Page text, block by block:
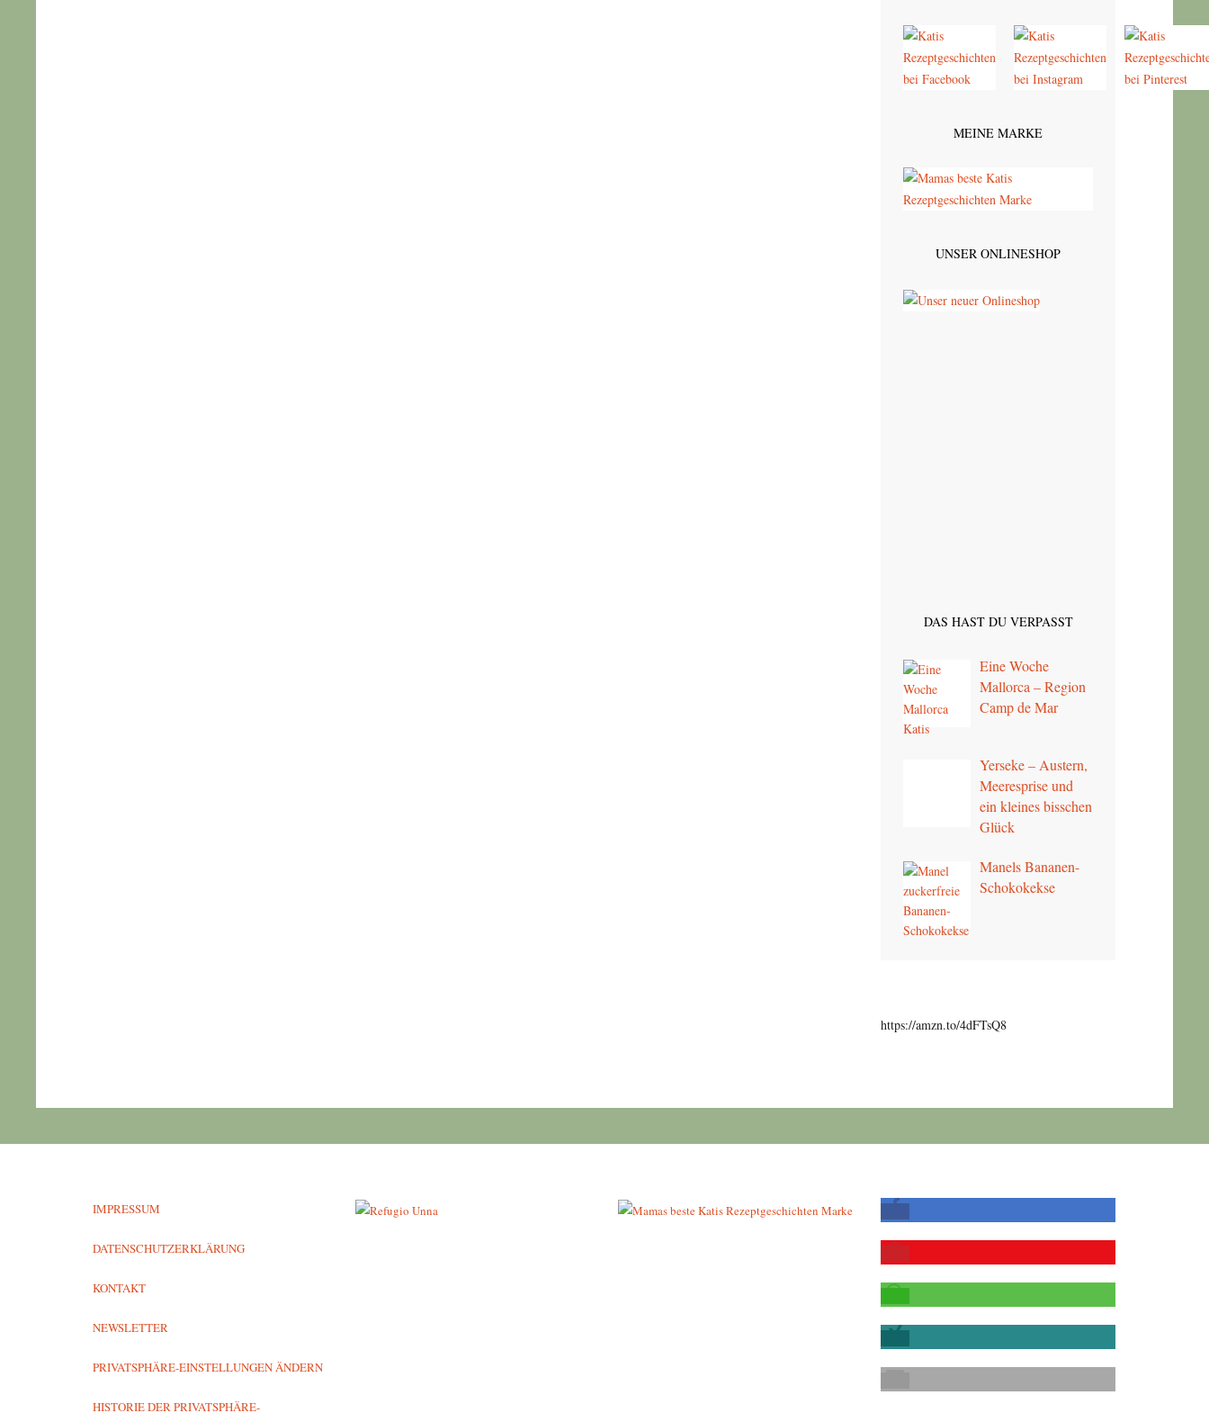
MEINE MARKE
UNSER ONLINESHOP
DAS HAST DU VERPASST
Eine Woche
Mallorca – Region
Camp de Mar
Yerseke – Austern,
Meeresprise und
ein kleines bisschen
Glück
Manels Bananen-
Schokokekse
https://amzn.to/4dFTsQ8
IMPRESSUM
DATENSCHUTZERKLÄRUNG
KONTAKT
NEWSLETTER
PRIVATSPHÄRE-EINSTELLUNGEN ÄNDERN
HISTORIE DER PRIVATSPHÄRE-